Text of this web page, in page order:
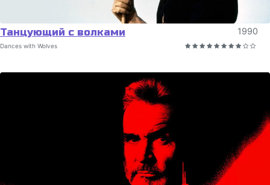
Танцующий с волками 1990
Dances with Wolves